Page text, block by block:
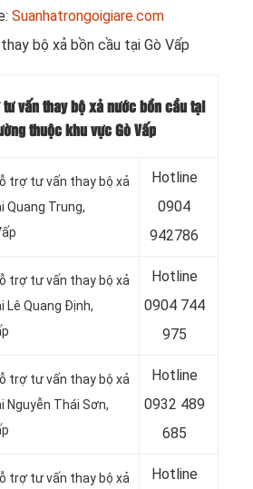
Suanhatrongoigiare.com
thay bộ xả bồn cầu tại Gò Vấp
tư vấn thay bộ xả nước bồn cầu tại
thuộc khu vực Gò Vấp
trợ tư vấn thay bộ xả
Quang Trung,
Hotline
0904
942786
trợ tư vấn thay bộ xả
Lê Quang Định,
Hotline
0904 744
975
trợ tư vấn thay bộ xả
Nguyễn Thái Sơn,
Hotline
0932 489
685
trợ tư vấn thay bộ xả
Hotline